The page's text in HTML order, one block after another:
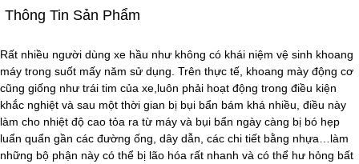
Thông Tin Sản Phẩm
Rất nhiều người dùng xe hầu như không có khái niệm vệ sinh khoang
máy trong suốt mấy năm sử dụng. Trên thực tế, khoang mày động cơ
cũng giống như trái tim của xe,luôn phải hoạt động trong điều kiện
khắc nghiệt và sau một thời gian bị bụi bẩn bám khá nhiều, điều này
làm cho nhiệt độ cao tỏa ra từ máy và bụi bẩn ngày càng bị bó hẹp
luẩn quẩn gần các đường ống, dây dẫn, các chi tiết bằng nhựa…làm
những bộ phận này có thể bị lão hóa rất nhanh và có thể hư hỏng bất